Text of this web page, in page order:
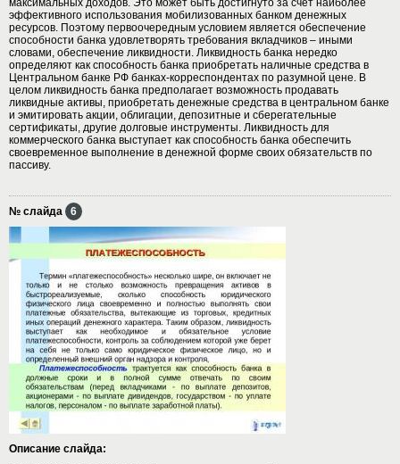
эффективного использования мобилизованных банком денежных
ресурсов. Поэтому первоочередным условием является обеспечение
способности банка удовлетворять требования вкладчиков – иными
словами, обеспечение ликвидности. Ликвидность банка нередко
определяют как способность банка приобретать наличные средства в
Центральном банке РФ банках-корреспондентах по разумной цене. В
целом ликвидность банка предполагает возможность продавать
ликвидные активы, приобретать денежные средства в центральном банке
и эмитировать акции, облигации, депозитные и сберегательные
сертификаты, другие долговые инструменты. Ликвидность для
коммерческого банка выступает как способность банка обеспечить
своевременное выполнение в денежной форме своих обязательств по
пассиву.
№ слайда 6
Описание слайда: